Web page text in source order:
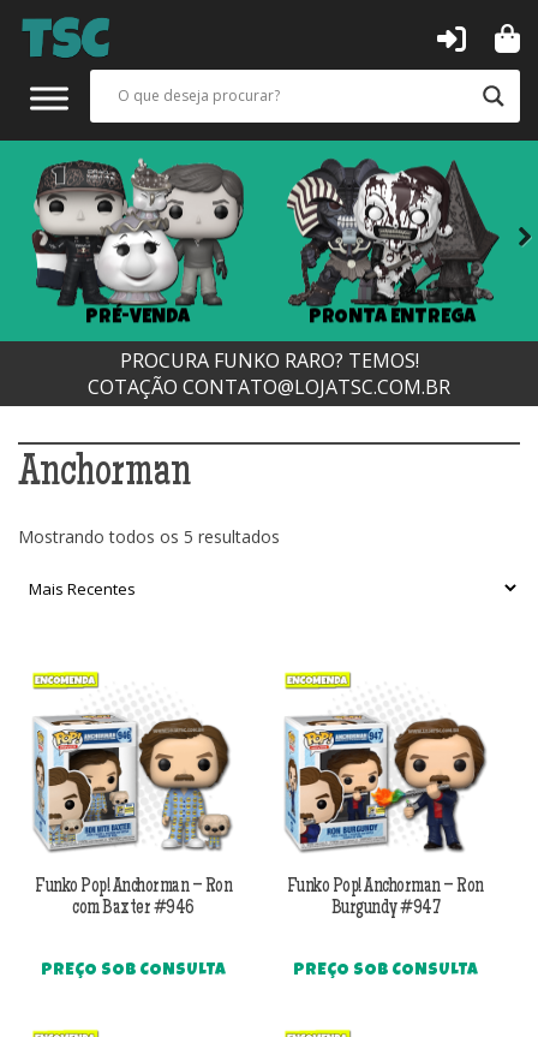
PRÉ-VENDA PRONTA ENTREGA
Next
PROCURA FUNKO RARO? TEMOS!
COTAÇÃO CONTATO@LOJATSC.COM.BR
Anchorman
Mostrando todos os 5 resultados
Funko Pop! Anchorman – Ron
com Baxter #946
PREÇO SOB CONSULTA
Funko Pop! Anchorman – Ron
Burgundy #947
PREÇO SOB CONSULTA